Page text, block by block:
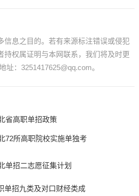
信息之目的。若有来源标注错误或侵犯
持权属证明与本网联系，我们将及时更
址：3251417625@qq.com。
省高职单招政策
72所高职院校实施单独考
单招二志愿征集计划
单招九类及对口财经类成